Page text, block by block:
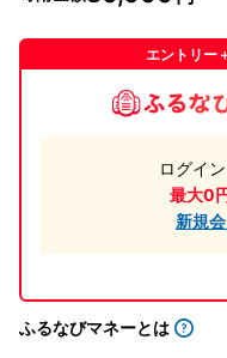
エントリー
ログイ
最大0
新規
ふるなびマネーとは